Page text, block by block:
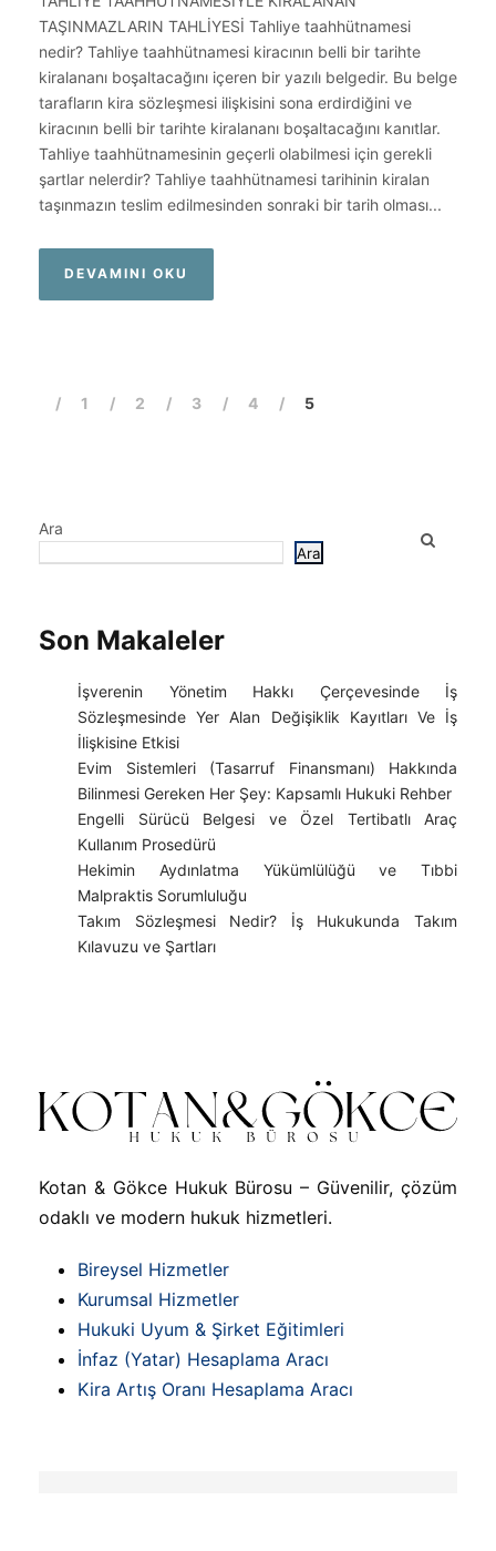
TAŞINMAZLARIN TAHLİYESİ Tahliye taahhütnamesi
nedir? Tahliye taahhütnamesi kiracının belli bir tarihte
kiralananı boşaltacağını içeren bir yazılı belgedir. Bu belge
tarafların kira sözleşmesi ilişkisini sona erdirdiğini ve
kiracının belli bir tarihte kiralananı boşaltacağını kanıtlar.
Tahliye taahhütnamesinin geçerli olabilmesi için gerekli
şartlar nelerdir? Tahliye taahhütnamesi tarihinin kiralan
taşınmazın teslim edilmesinden sonraki bir tarih olması...
DEVAMINI OKU
1 2 3 4 5
Ara
Ara
Son Makaleler
İşverenin Yönetim Hakkı Çerçevesinde İş
Sözleşmesinde Yer Alan Değişiklik Kayıtları Ve İş
İlişkisine Etkisi
Evim Sistemleri (Tasarruf Finansmanı) Hakkında
Bilinmesi Gereken Her Şey: Kapsamlı Hukuki Rehber
Engelli Sürücü Belgesi ve Özel Tertibatlı Araç
Kullanım Prosedürü
Hekimin Aydınlatma Yükümlülüğü ve Tıbbi
Malpraktis Sorumluluğu
Takım Sözleşmesi Nedir? İş Hukukunda Takım
Kılavuzu ve Şartları
Kotan & Gökce Hukuk Bürosu – Güvenilir, çözüm
odaklı ve modern hukuk hizmetleri.
Bireysel Hizmetler
Kurumsal Hizmetler
Hukuki Uyum & Şirket Eğitimleri
İnfaz (Yatar) Hesaplama Aracı
Kira Artış Oranı Hesaplama Aracı